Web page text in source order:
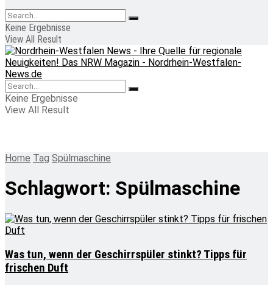
Keine Ergebnisse
View All Result
Keine Ergebnisse
View All Result
Home Tag Spülmaschine
Schlagwort: Spülmaschine
Was tun, wenn der Geschirrspüler stinkt? Tipps für
frischen Duft